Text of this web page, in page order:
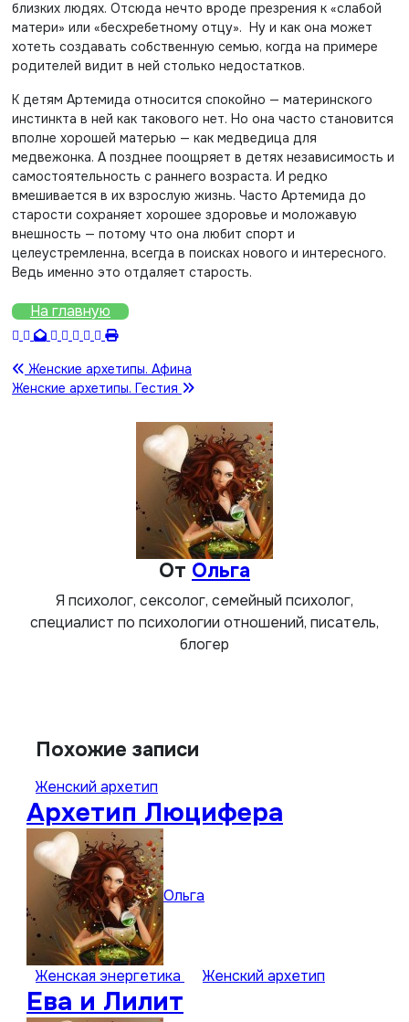
близких людях. Отсюда нечто вроде презрения к «слабой
матери» или «бесхребетному отцу». Ну и как она может
хотеть создавать собственную семью, когда на примере
родителей видит в ней столько недостатков.
К детям Артемида относится спокойно — материнского
инстинкта в ней как такового нет. Но она часто становится
вполне хорошей матерью — как медведица для
медвежонка. А позднее поощряет в детях независимость и
самостоятельность с раннего возраста. И редко
вмешивается в их взрослую жизнь. Часто Артемида до
старости сохраняет хорошее здоровье и моложавую
внешность — потому что она любит спорт и
целеустремленна, всегда в поисках нового и интересного.
Ведь именно это отдаляет старость.
На главную
Навигация
по
Женские архетипы. Афина
Женские архетипы. Гестия
От Ольга
Я психолог, сексолог, семейный психолог,
специалист по психологии отношений, писатель,
блогер
Похожие записи
Женский архетип
Архетип Люцифера
Ольга
Женская энергетика Женский архетип
Ева и Лилит